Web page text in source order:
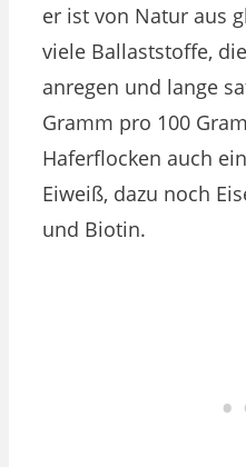
er ist von Natur aus
viele Ballaststoffe,
anregen und lange
Gramm pro 100
Haferflocken auch
Eiweiß, dazu noch
und Biotin.